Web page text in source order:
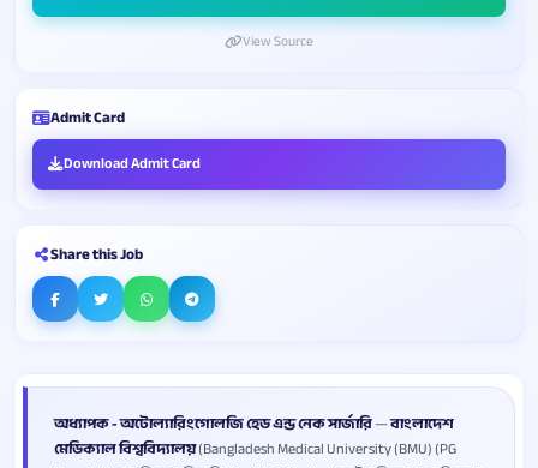
অধ্যাপক - অটোল্যারিংগোলজি হেড এন্ড নেক সার্জারি—বাংলাদেশ
মেডিক্যাল বিশ্ববিদ্যালয়(Bangladesh Medical University (BMU) (PG
View Source
Admit Card
Download Admit Card
Share this Job